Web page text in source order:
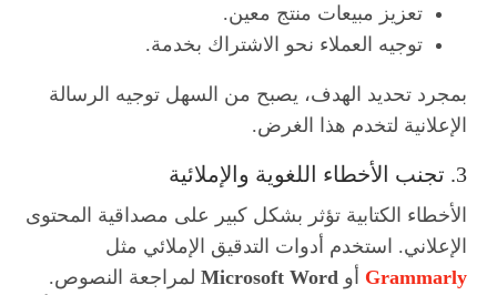
تعزيز مبيعات منتج معين.
توجيه العملاء نحو الاشتراك بخدمة.
بمجرد تحديد الهدف، يصبح من السهل توجيه الرسالة
الإعلانية لتخدم هذا الغرض.
3. تجنب الأخطاء اللغوية والإملائية
الأخطاء الكتابية تؤثر بشكل كبير على مصداقية المحتوى
الإعلاني. استخدم أدوات التدقيق الإملائي مثل
Grammarly أو Microsoft Word لمراجعة النصوص.